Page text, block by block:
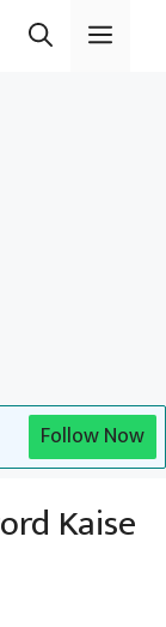
Menu
Follow Now
Kaise